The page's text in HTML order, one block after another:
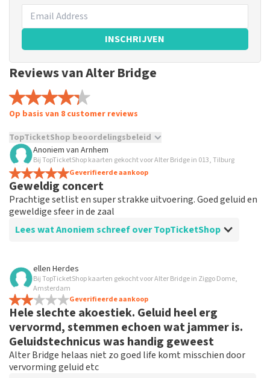
INSCHRIJVEN
Reviews van Alter Bridge
Op basis van 8 customer reviews
TopTicketShop beoordelingsbeleid
TopTicketShop verzamelt reviews van echte klanten. Het is
niet mogelijk om een review achter te laten als je geen
tickets hebt aangeschaft bij TopTicketShop. Reviews met
grof taalgebruik en/of onwaarheden worden niet geplaatst.
Het kan enkele weken duren voordat een review wordt
Anoniem van Arnhem
Bij TopTicketShop kaarten gekocht voor Alter Bridge in 013, Tilburg
Geverifieerde aankoop
Geweldig concert
Prachtige setlist en super strakke uitvoering. Goed geluid en
geweldige sfeer in de zaal
Lees wat Anoniem schreef over TopTicketShop
Beoordeling van Anoniem over
Prima ticket service
Snelle bestelling en afhandeling. Tickets snel besteld.
Zeker vaker hier tickets bestellen
ellen Herdes
Bij TopTicketShop kaarten gekocht voor Alter Bridge in Ziggo Dome,
Amsterdam
Geverifieerde aankoop
Hele slechte akoestiek. Geluid heel erg
vervormd, stemmen echoen wat jammer is.
Geluidstechnicus was handig geweest
Alter Bridge helaas niet zo goed life komt misschien door
vervorming geluid etc